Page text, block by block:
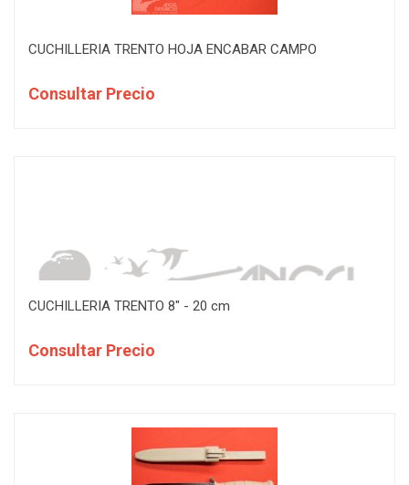
CUCHILLERIA TRENTO HOJA ENCABAR CAMPO
Consultar Precio
CUCHILLERIA TRENTO 8" - 20 cm
Consultar Precio